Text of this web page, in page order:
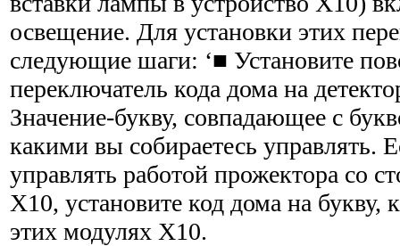
освещение. Для установки этих
следующие шаги: ‘■ Установите
переключатель кода дома на
Значение-букву, совпадающее с
какими вы собирае­тесь управлять.
управлять работой прожектора со
X10, установите код дома на букву,
этих модулях X10.